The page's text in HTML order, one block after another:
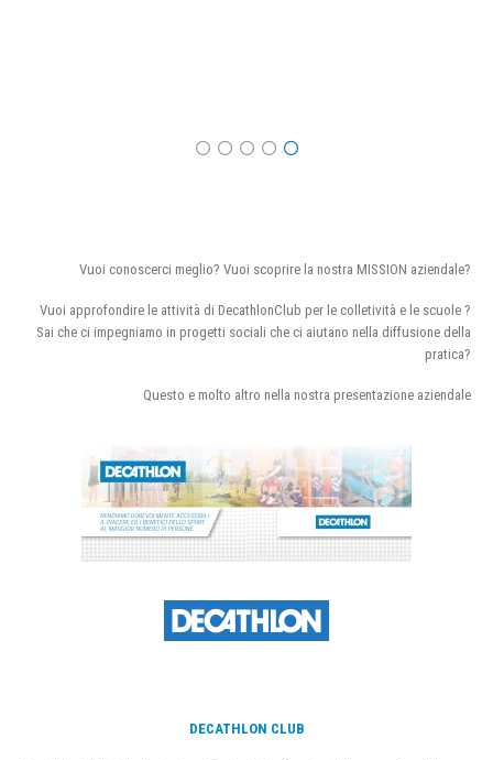
Vuoi conoscerci meglio? Vuoi scoprire la nostra MISSION aziendale?
Vuoi approfondire le attività di DecathlonClub per le colletività e le scuole ?
Sai che ci impegniamo in progetti sociali che ci aiutano nella diffusione della
pratica?
Questo e molto altro nella nostra presentazione aziendale
DECATHLON CLUB